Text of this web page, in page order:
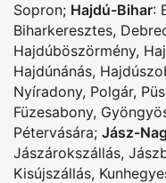
Sopron; Hajdú-Bihar:
Biharkeresztes,
Hajdúböszörmény,
Hajdúnánás,
Nyíradony, Polgár,
Füzesabony,
Pétervására; Jász-
Jászárokszállás,
Kisújszállás,